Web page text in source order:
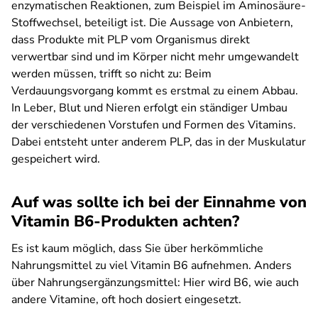
enzymatischen Reaktionen, zum Beispiel im Aminosäure-
Stoffwechsel, beteiligt ist. Die Aussage von Anbietern,
dass Produkte mit PLP vom Organismus direkt
verwertbar sind und im Körper nicht mehr umgewandelt
werden müssen, trifft so nicht zu: Beim
Verdauungsvorgang kommt es erstmal zu einem Abbau.
In Leber, Blut und Nieren erfolgt ein ständiger Umbau
der verschiedenen Vorstufen und Formen des Vitamins.
Dabei entsteht unter anderem PLP, das in der Muskulatur
gespeichert wird.
Auf was sollte ich bei der Einnahme von
Vitamin B6-Produkten achten?
Es ist kaum möglich, dass Sie über herkömmliche
Nahrungsmittel zu viel Vitamin B6 aufnehmen. Anders
über Nahrungsergänzungsmittel: Hier wird B6, wie auch
andere Vitamine, oft hoch dosiert eingesetzt.